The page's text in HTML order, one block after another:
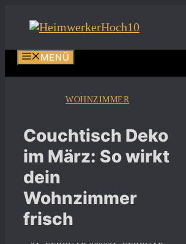
Inhalt
MENÜ
WOHNZIMMER
Couchtisch Deko
im März: So wirkt
dein
Wohnzimmer
frisch